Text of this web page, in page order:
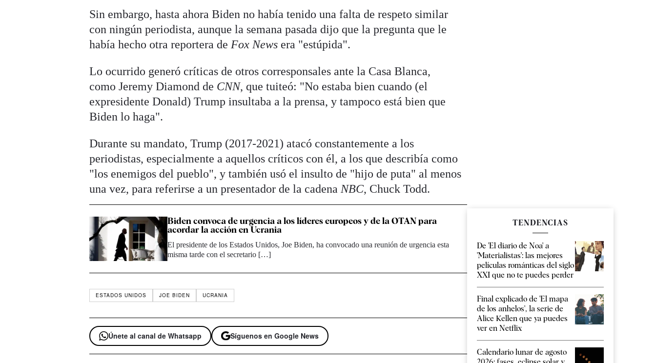
Sin embargo, hasta ahora Biden no había tenido una falta de respeto similar
con ningún periodista, aunque la semana pasada dijo que la pregunta que le
había hecho otra reportera deFox News era "estúpida".
Lo ocurrido generó críticas de otros corresponsales ante la Casa Blanca,
como Jeremy Diamond de CNN, que tuiteó: "No estaba bien cuando (el
expresidente Donald) Trump insultaba a la prensa, y tampoco está bien que
Biden lo haga".
Durante su mandato, Trump (2017-2021) atacó constantemente a los
periodistas, especialmente a aquellos críticos con él, a los que describía como
"los enemigos del pueblo", y también usó el insulto de "hijo de puta" al menos
una vez, para referirse a un presentador de la cadenaNBC, Chuck Todd.
Biden convoca de urgencia a los líderes europeos y de la OTAN para
acordar la acción en Ucrania
El presidente de los Estados Unidos, Joe Biden, ha convocado una reunión de urgencia esta
misma tarde con el secretario […]
ESTADOS UNIDOS JOE BIDEN UCRANIA
Únete al canal de Whatsapp Síguenos en Google News
TENDENCIAS
De 'El diario de Noa' a
'Materialistas': las mejores
películas románticas del siglo
XXI que no te puedes perder
Final explicado de 'El mapa
de los anhelos', la serie de
Alice Kellen que ya puedes
ver en Netflix
Calendario lunar de agosto